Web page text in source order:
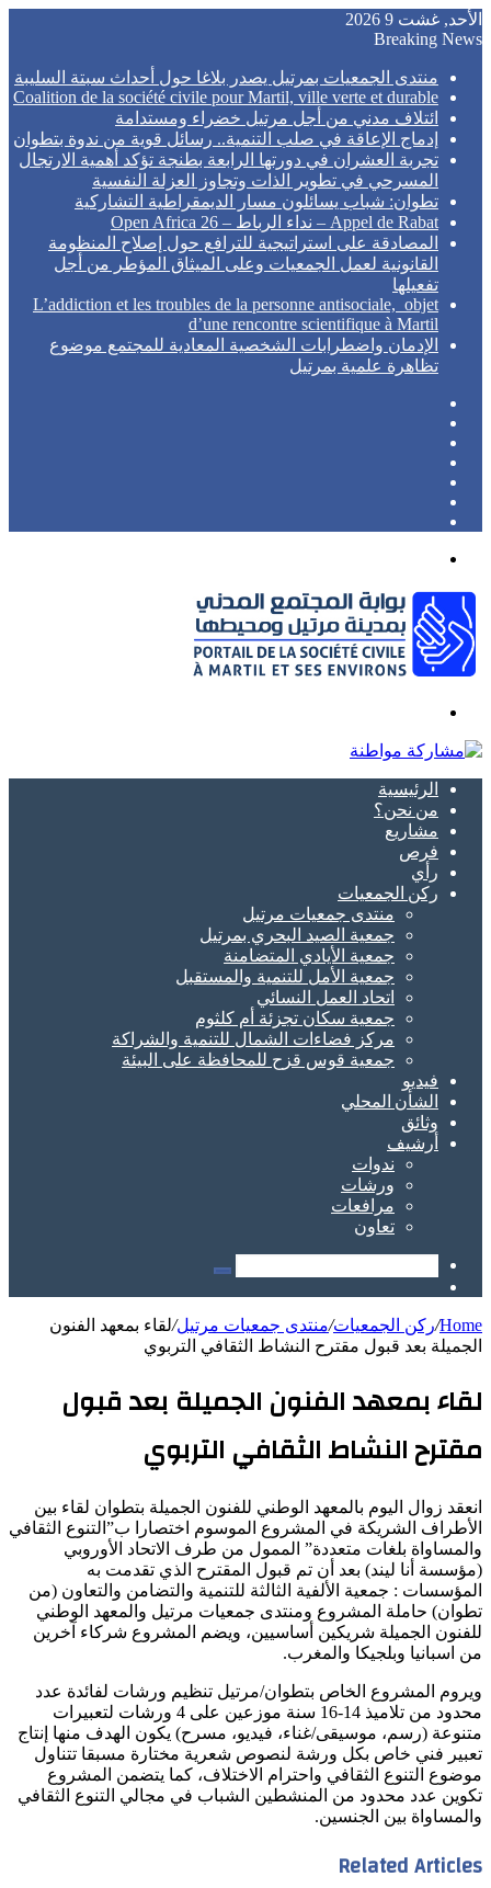
الأحد, غشت 9 2026
Breaking News
منتدى الجمعيات بمرتيل يصدر بلاغا حول أحداث سبتة السليبة
Coalition de la société civile pour Martil, ville verte et durable
ائتلاف مدني من أجل مرتيل خضراء ومستدامة
إدماج الإعاقة في صلب التنمية.. رسائل قوية من ندوة بتطوان
تجربة العشران في دورتها الرابعة بطنجة تؤكد أهمية الارتجال
المسرحي في تطوير الذات وتجاوز العزلة النفسية
تطوان: شباب يسائلون مسار الديمقراطية التشاركية
Appel de Rabat – نداء الرباط – Open Africa 26
المصادقة على استراتيجية للترافع حول إصلاح المنظومة
القانونية لعمل الجمعيات وعلى الميثاق المؤطر من أجل
تفعيلها
L’addiction et les troubles de la personne antisociale, objet
d’une rencontre scientifique à Martil
الإدمان واضطرابات الشخصية المعادية للمجتمع موضوع
تظاهرة علمية بمرتيل
الرئيسية
من نحن؟
مشاريع
فرص
رأي
ركن الجمعيات
منتدى جمعيات مرتيل
جمعية الصيد البحري بمرتيل
جمعية الأيادي المتضامنة
جمعية الأمل للتنمية والمستقبل
اتحاد العمل النسائي
جمعية سكان تجزئة أم كلثوم
مركز فضاءات الشمال للتنمية والشراكة
جمعية قوس قزح للمحافظة على البيئة
فيديو
الشأن المحلي
وثائق
أرشيف
ندوات
ورشات
مرافعات
تعاون
Search
for
Home
/ركن الجمعيات/منتدى جمعيات مرتيل/لقاء بمعهد الفنون
الجميلة بعد قبول مقترح النشاط الثقافي التربوي
لقاء بمعهد الفنون الجميلة بعد قبول
مقترح النشاط الثقافي التربوي
انعقد زوال اليوم بالمعهد الوطني للفنون الجميلة بتطوان لقاء بين
الأطراف الشريكة في المشروع الموسوم اختصارا ب”التنوع الثقافي
والمساواة بلغات متعددة” الممول من طرف الاتحاد الأوروبي
(مؤسسة أنا ليند) بعد أن تم قبول المقترح الذي تقدمت به
المؤسسات : جمعية الألفية الثالثة للتنمية والتضامن والتعاون (من
تطوان) حاملة المشروع ومنتدى جمعيات مرتيل والمعهد الوطني
للفنون الجميلة شريكين أساسيين، ويضم المشروع شركاء آخرين
من اسبانيا وبلجيكا والمغرب.
ويروم المشروع الخاص بتطوان/مرتيل تنظيم ورشات لفائدة عدد
محدود من تلاميذ 14-16 سنة موزعين على 4 ورشات لتعبيرات
متنوعة (رسم، موسيقى/غناء، فيديو، مسرح) يكون الهدف منها إنتاج
تعبير فني خاص بكل ورشة لنصوص شعرية مختارة مسبقا تتناول
موضوع التنوع الثقافي واحترام الاختلاف، كما يتضمن المشروع
تكوين عدد محدود من المنشطين الشباب في مجالي التنوع الثقافي
والمساواة بين الجنسين.
Related Articles